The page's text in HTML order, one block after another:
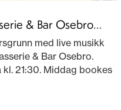
& Bar Osebro
med live musikk
& Bar Osebro.
21:30. Middag bookes